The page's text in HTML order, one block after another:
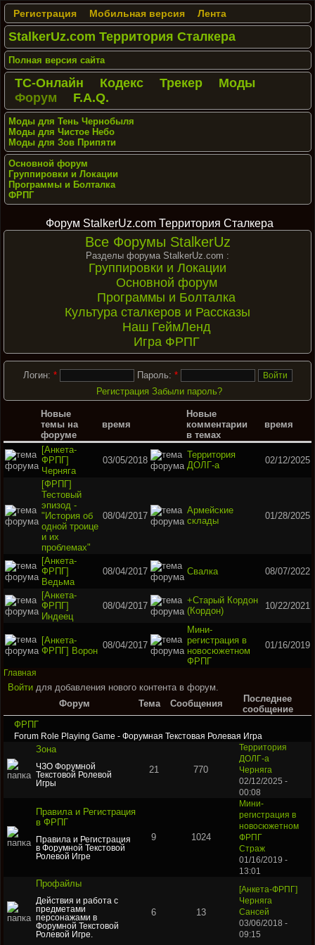
Регистрация Мобильная версия Лента
StalkerUz.com Территория Сталкера
Полная версия сайта
ТС-Онлайн Кодекс Трекер
Моды
Форум
F.A.Q.
Моды для Тень Чернобыля
Моды для Чистое Небо
Моды для Зов Припяти
Основной форум
Группировки и Локации
Программы и Болталка
ФРПГ
Форум StalkerUz.com Территория Сталкера
Все Форумы StalkerUz
Разделы форума StalkerUz.com :
Группировки и Локации
Основной форум
Программы и Болталка
Культура сталкеров и Рассказы
Наш ГеймЛенд
Игра ФРПГ
Логин: * Пароль: *
Регистрация Забыли пароль?
Новые
темы на
форуме
время
Новые
комментарии
в темах
время
[Анкета-
ФРПГ]
Черняга
03/05/2018
Территория
ДОЛГ-а
02/12/2025
[ФРПГ]
Тестовый
эпизод -
"История об
одной троице
и их
проблемах"
08/04/2017
Армейские
склады
01/28/2025
[Анкета-
ФРПГ]
Ведьма
08/04/2017 Свалка 08/07/2022
[Анкета-
ФРПГ]
Индеец
08/04/2017
+Старый Кордон
(Кордон)
10/22/2021
[Анкета-
ФРПГ] Ворон
08/04/2017
Мини-
регистрация в
новосюжетном
ФРПГ
01/16/2019
Главная
Войти для добавления нового контента в форум.
Форум
Тема Сообщения
Последнее
сообщение
ФРПГ
Forum Role Playing Game - Форумная Текстовая Ролевая Игра
Зона
ЧЗО Форумной
Текстовой Ролевой
Игры
21 770
Территория
ДОЛГ-а
Черняга
02/12/2025 -
00:08
Правила и Регистрация
в ФРПГ
Правила и Регистрация
в Форумной Текстовой
Ролевой Игре
9 1024
Мини-
регистрация в
новосюжетном
ФРПГ
Страж
01/16/2019 -
13:01
Профайлы
Действия и работа с
предметами
персонажами в
Форумной Текстовой
Ролевой Игре.
6 13
[Анкета-ФРПГ]
Черняга
Сансей
03/06/2018 -
09:15